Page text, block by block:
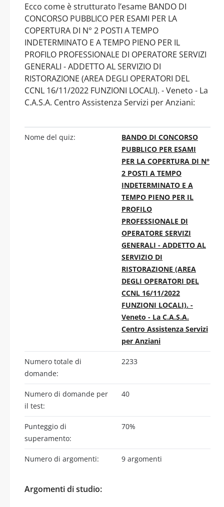
Ecco come è strutturato l’esame BANDO DI
CONCORSO PUBBLICO PER ESAMI PER LA
COPERTURA DI N° 2 POSTI A TEMPO
INDETERMINATO E A TEMPO PIENO PER IL
PROFILO PROFESSIONALE DI OPERATORE SERVIZI
GENERALI - ADDETTO AL SERVIZIO DI
RISTORAZIONE (AREA DEGLI OPERATORI DEL
CCNL 16/11/2022 FUNZIONI LOCALI). - Veneto - La
C.A.S.A. Centro Assistenza Servizi per Anziani:
Nome del quiz:
BANDO DI CONCORSO
PUBBLICO PER ESAMI
PER LA COPERTURA DI N°
2 POSTI A TEMPO
INDETERMINATO E A
TEMPO PIENO PER IL
PROFILO
PROFESSIONALE DI
OPERATORE SERVIZI
GENERALI - ADDETTO AL
SERVIZIO DI
RISTORAZIONE (AREA
DEGLI OPERATORI DEL
CCNL 16/11/2022
FUNZIONI LOCALI). -
Veneto - La C.A.S.A.
Centro Assistenza Servizi
per Anziani
Numero totale di
domande:
2233
Numero di domande per
il test:
40
Punteggio di
superamento:
70%
Numero di argomenti: 9 argomenti
Argomenti di studio: